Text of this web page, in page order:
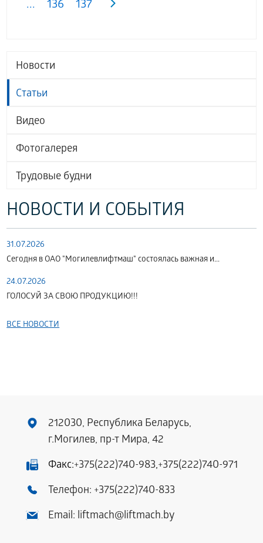
Новости
Статьи
Видео
Фотогалерея
Трудовые будни
НОВОСТИ И СОБЫТИЯ
31.07.2026
Сегодня в ОАО "Могилевлифтмаш" состоялась важная и...
24.07.2026
ГОЛОСУЙ ЗА СВОЮ ПРОДУКЦИЮ!!!
ВСЕ НОВОСТИ
... 136 137
212030, Республика Беларусь,
г.Могилев, пр-т Мира, 42
Факс:+375(222)740-983,+375(222)740-971
Телефон: +375(222)740-833
Email: liftmach@liftmach.by